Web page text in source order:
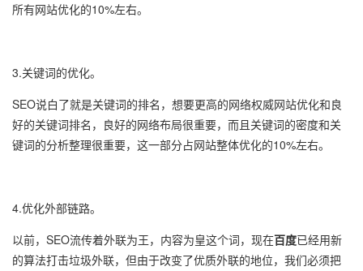
所有网站优化的10%左右。
3.关键词的优化。
SEO说白了就是关键词的排名，想要更高的网络权威网站优化和良
好的关键词排名，良好的网络布局很重要，而且关键词的密度和关
键词的分析整理很重要，这一部分占网站整体优化的10%左右。
4.优化外部链路。
以前，SEO流传着外联为王，内容为皇这个词，现在百度已经用新
的算法打击垃圾外联，但由于改变了优质外联的地位，我们必须把